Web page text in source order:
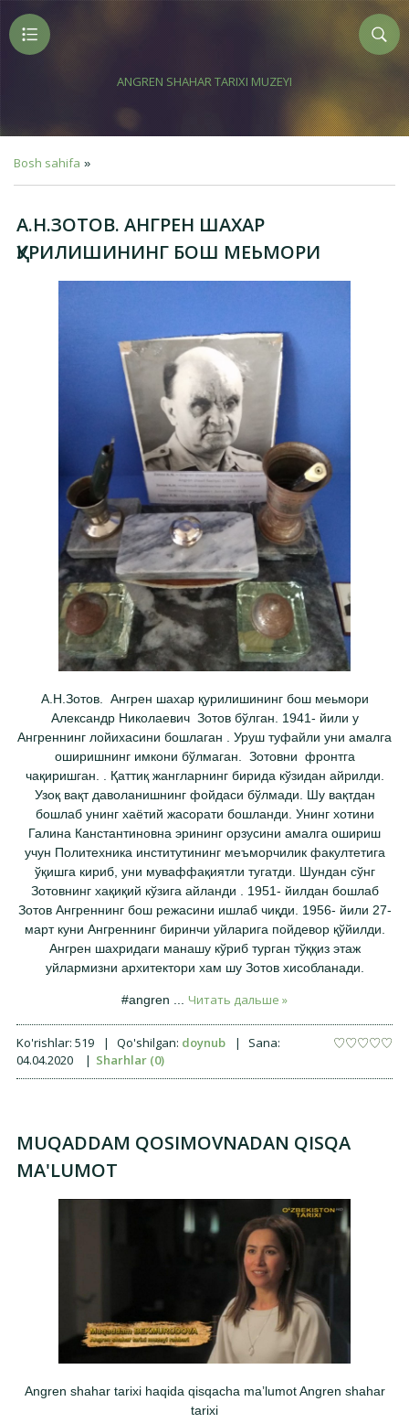
ANGREN SHAHAR TARIXI MUZEYI
Bosh sahifa »
А.Н.ЗОТОВ. АНГРЕН ШАХАР
ҚУРИЛИШИНИНГ БОШ МЕЬМОРИ
А.Н.Зотов. Ангрен шахар қурилишининг бош меьмори
Александр Николаевич Зотов бўлган. 1941- йили у
Ангреннинг лойихасини бошлаган . Уруш туфайли уни амалга
оширишнинг имкони бўлмаган. Зотовни фронтга
чақиришган. . Қаттиқ жангларнинг бирида кўзидан айрилди.
Узоқ вақт даволанишнинг фойдаси бўлмади. Шу вақтдан
бошлаб унинг хаётий жасорати бошланди. Унинг хотини
Галина Канстантиновна эрининг орзусини амалга ошириш
учун Политехника институтининг меъморчилик факултетига
ўқишга кириб, уни муваффақиятли тугатди. Шундан сўнг
Зотовнинг хақиқий кўзига айланди . 1951- йилдан бошлаб
Зотов Ангреннинг бош режасини ишлаб чиқди. 1956- йили 27-
март куни Ангреннинг биринчи уйларига пойдевор қўйилди.
Ангрен шахридаги манашу кўриб турган тўққиз этаж
уйлармизни архитектори хам шу Зотов хисобланади.
#angren Читать дальше »
Ko'rishlar: 519 | Qo'shilgan: doynub |
Sana:
04.04.2020
| Sharhlar (0)
MUQADDAM QOSIMOVNADAN QISQA
MA'LUMOT
Angren shahar tarixi haqida qisqacha maʼlumot Angren shahar
tarixi